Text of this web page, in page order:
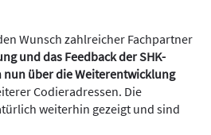
Wunsch zahlreicher Fachpartner
und das Feedback der SHK-
über die Weiterentwicklung
Codieradressen. Die
weiterhin gezeigt und sind